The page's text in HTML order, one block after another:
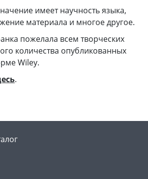
имеет научность языка,
материала и многое другое.
пожелала всем творческих
количества опубликованных
Wiley.
.